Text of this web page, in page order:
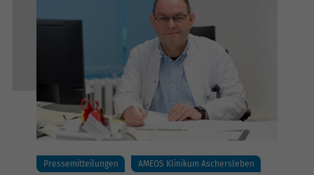
Pressemitteilungen AMEOS Klinikum Aschersleben